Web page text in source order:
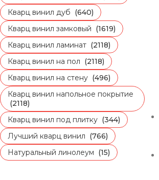
Кварц винил дуб (640)
Кварц винил замковый (1619)
Кварц винил ламинат (2118)
Кварц винил на пол (2118)
Кварц винил на стену (496)
Кварц винил напольное покрытие
(2118)
Кварц винил под плитку (344)
Лучший кварц винил (766)
Натуральный линолеум (15)